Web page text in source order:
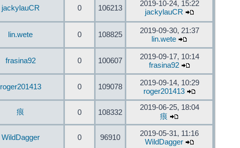
jackylauCR 0 106213
2019-10-24, 15:22
jackylauCR
lin.wete 0 108825
2019-09-30, 21:37
lin.wete
frasina92 0 100607
2019-09-17, 10:14
frasina92
roger201413 0 109078
2019-09-14, 10:29
roger201413
痕 0 108332
2019-06-25, 18:04
痕
WildDagger 0 96910
2019-05-31, 11:16
WildDagger